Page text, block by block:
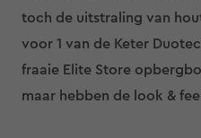
toch de uitstraling van
voor 1 van de Keter
fraaie Elite Store
maar hebben de look &